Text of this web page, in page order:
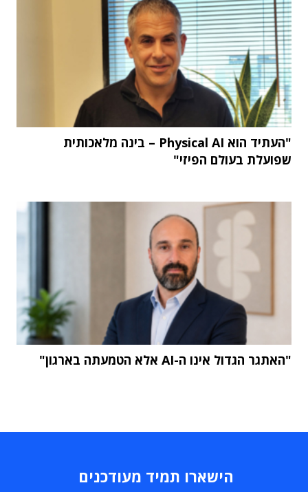
"העתיד הוא Physical AI – בינה מלאכותית
שפועלת בעולם הפיזי"
"האתגר הגדול אינו ה-AI אלא הטמעתה בארגון"
הישארו תמיד מעודכנים